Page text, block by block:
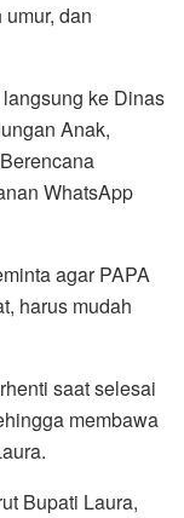
dan
ke Dinas
Anak,
WhatsApp
agar PAPA
harus mudah
saat selesai
membawa
Bupati Laura,